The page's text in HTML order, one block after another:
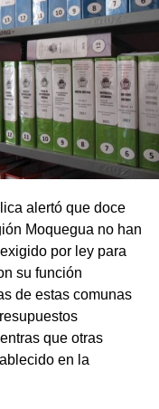
alertó que doce
Moquegua no han
por ley para
su función
de estas comunas
que otras
en la